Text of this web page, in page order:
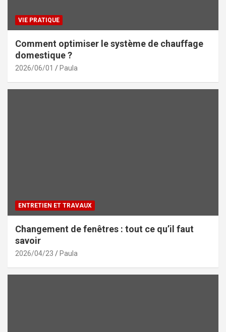
VIE PRATIQUE
Comment optimiser le système de chauffage
domestique ?
2026/06/01 Paula
ENTRETIEN ET TRAVAUX
Changement de fenêtres : tout ce qu’il faut
savoir
2026/04/23 Paula